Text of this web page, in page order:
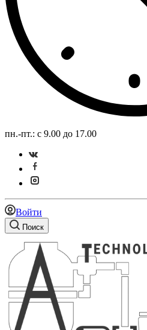
пн.-пт.: с 9.00 до 17.00
Войти
Поиск